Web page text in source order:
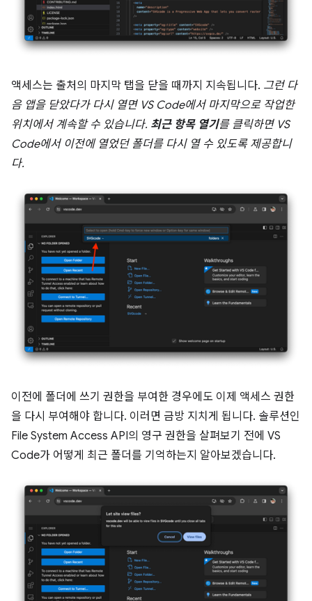
액세스는 출처의 마지막 탭을 닫을 때까지 지속됩니다. 그런 다
음 앱을 닫았다가 다시 열면 VS Code에서 마지막으로 작업한
위치에서 계속할 수 있습니다. 최근 항목 열기를 클릭하면 VS
Code에서 이전에 열었던 폴더를 다시 열 수 있도록 제공합니
다.
이전에 폴더에 쓰기 권한을 부여한 경우에도 이제 액세스 권한
을 다시 부여해야 합니다. 이러면 금방 지치게 됩니다. 솔루션인
File System Access API의 영구 권한을 살펴보기 전에 VS
Code가 어떻게 최근 폴더를 기억하는지 알아보겠습니다.